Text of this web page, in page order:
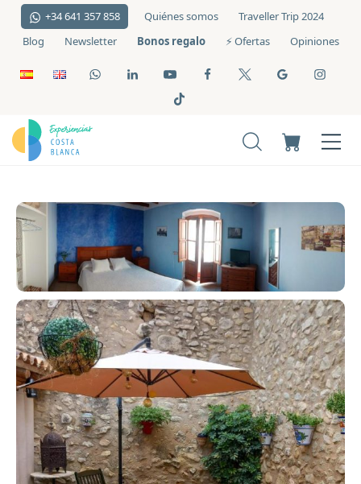
+34 641 357 858 Quiénes somos
Traveller Trip 2024
Blog
Newsletter Bonos regalo ⚡️ Ofertas Opiniones